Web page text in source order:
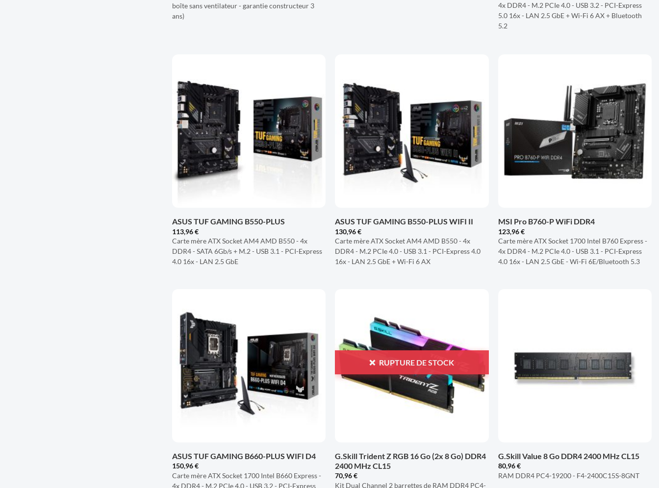
boîte sans ventilateur - garantie constructeur 3
ans)
4x DDR4 - M.2 PCIe 4.0 - USB 3.2 - PCI-Express
5.0 16x - LAN 2.5 GbE + Wi-Fi 6 AX + Bluetooth
5.2
LISTE
D'ENVIES
ASUS TUF GAMING B550-PLUS
113,96€
Carte mère ATX Socket AM4 AMD B550 - 4x
DDR4 - SATA 6Gb/s + M.2 - USB 3.1 - PCI-Express
4.0 16x - LAN 2.5 GbE
LISTE
D'ENVIES
ASUS TUF GAMING B550-PLUS WIFI II
130,96€
Carte mère ATX Socket AM4 AMD B550 - 4x
DDR4 - M.2 PCIe 4.0 - USB 3.1 - PCI-Express 4.0
16x - LAN 2.5 GbE + Wi-Fi 6 AX
À LA
LISTE
D'ENVIES
MSI Pro B760-P WiFi DDR4
123,96€
Carte mère ATX Socket 1700 Intel B760 Express -
4x DDR4 - M.2 PCIe 4.0 - USB 3.1 - PCI-Express
4.0 16x - LAN 2.5 GbE - Wi-Fi 6E/Bluetooth 5.3
LISTE
D'ENVIES
ASUS TUF GAMING B660-PLUS WIFI D4
150,96€
Carte mère ATX Socket 1700 Intel B660 Express -
4x DDR4 - M.2 PCIe 4.0 - USB 3.2 - PCI-Express
D'ENVIES
RUPTURE DE STOCK
G.Skill Trident Z RGB 16 Go (2x 8 Go) DDR4
2400 MHz CL15
70,96€
Kit Dual Channel 2 barrettes de RAM DDR4 PC4-
G.Skill Value 8 Go DDR4 2400 MHz CL15
80,96€
RAM DDR4 PC4-19200 - F4-2400C15S-8GNT